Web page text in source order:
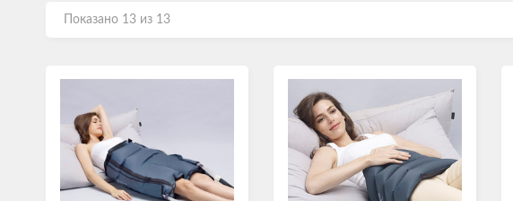
Показано 13 из 13